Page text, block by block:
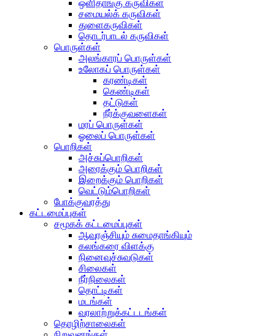
ஒளிதாங்கு கருவிகள்
சமையல்க் கருவிகள்
துளைகருவிகள்
தொடர்பாடல் கருவிகள்
பொருள்கள்
அலங்காரப் பொருள்கள்
உலோகப் பொருள்கள்
கரண்டிகள்
கெண்டிகள்
தட்டுகள்
நீர்க்குவளைகள்
மரப் பொருள்கள்
ஓலைப் பொருள்கள்
பொறிகள்
அச்சுப்பொறிகள்
அரைக்கும் பொறிகள்
இறைக்கும் பொறிகள்
வெட்டும்பொறிகள்
போக்குவரத்து
கட்டமைப்புகள்
சமூகக் கட்டமைப்புகள்
ஆவுரஞ்சியும் சுமைதாங்கியும்
கலங்கரை விளக்கு
நினைவுச்சுவடுகள்
சிலைகள்
நீர்நிலைகள்
தொட்டிகள்
மடங்கள்
வரலாற்றுக்கட்டடங்கள்
தொழிற்சாலைகள்